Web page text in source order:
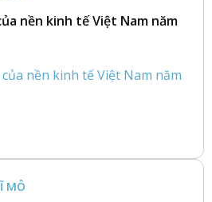
nền kinh tế Việt Nam năm
MÔ